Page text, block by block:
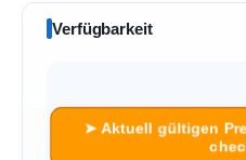
Verfügbarkeit
➤ Aktuell gültigen